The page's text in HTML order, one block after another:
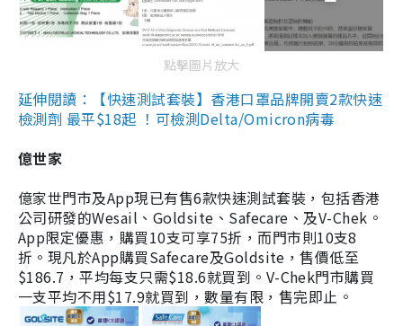
點擊圖片放大
延伸閱讀：【快速測試套裝】香港口罩品牌開賣2款快速
檢測劑 最平$18起 ！可檢測Delta/Omicron病毒
億世家
億家世門市及App現已有售6款快速測試套裝，包括香港
公司研發的Wesail、Goldsite、Safecare、及V-Chek。
App限定優惠，購買10支可享75折，而門市則10支8
折。現凡於App購買Safecare及Goldsite，售價低至
$186.7，平均每支只需$18.6就買到。V-Chek門市購買
一支平均不用$17.9就買到，數量有限，售完即止。